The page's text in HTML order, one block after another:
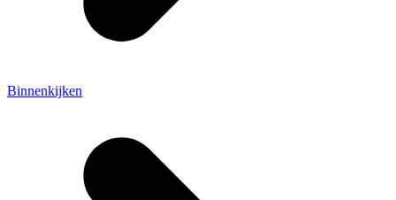
Binnenkijken